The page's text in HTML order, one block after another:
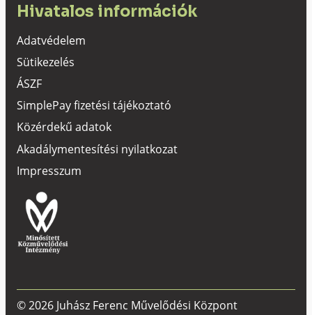
Hivatalos információk
Adatvédelem
Sütikezelés
ÁSZF
SimplePay fizetési tájékoztató
Közérdekű adatok
Akadálymentesítési nyilatkozat
Impresszum
© 2026 Juhász Ferenc Művelődési Központ